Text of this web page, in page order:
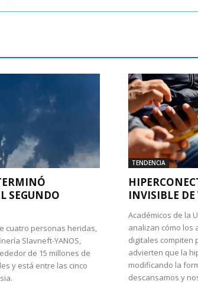
SEGUNDO
cuatro personas heridas,
Slavneft-YANOS,
de 15 millones de
y está entre las cinco
TENDENCIA
INVISIBLE DE
Académicos de la
analizan cómo los
digitales compiten
advierten que la
modificando la
descansamos y